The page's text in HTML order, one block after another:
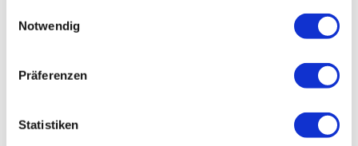
Notwendig
Präferenzen
Statistiken
Idealerweise Planungskenntnisse gemäß §41 HOAI
Kenntnisse in VOB und HOAI sowie in relevanten
Kundenorientiertes Auftreten, Erfahrung mit öffentlichen
Auftraggebern und ein hohes Maß an Engagement